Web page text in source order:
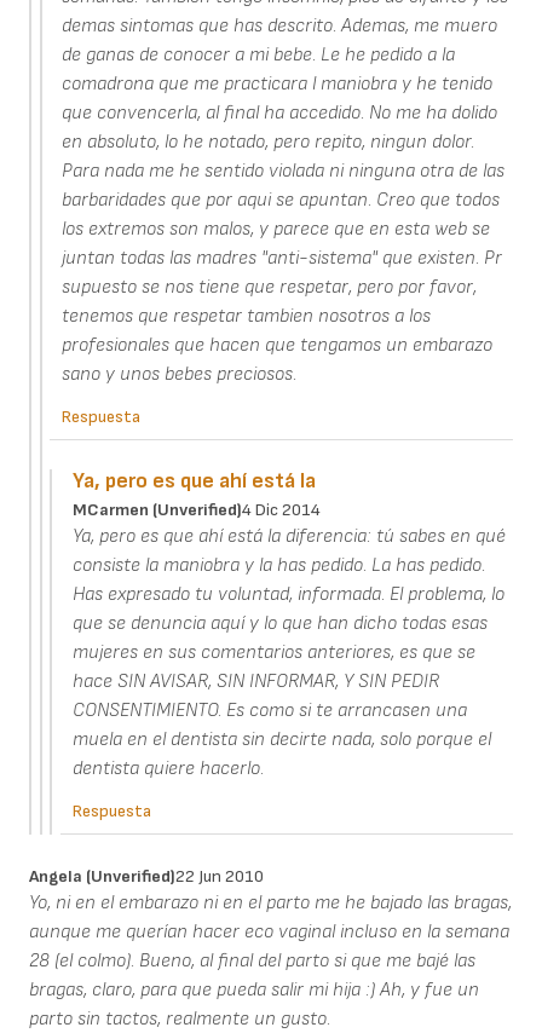
demas sintomas que has descrito. Ademas, me muero
de ganas de conocer a mi bebe. Le he pedido a la
comadrona que me practicara l maniobra y he tenido
que convencerla, al final ha accedido. No me ha dolido
en absoluto, lo he notado, pero repito, ningun dolor.
Para nada me he sentido violada ni ninguna otra de las
barbaridades que por aqui se apuntan. Creo que todos
los extremos son malos, y parece que en esta web se
juntan todas las madres "anti-sistema" que existen. Pr
supuesto se nos tiene que respetar, pero por favor,
tenemos que respetar tambien nosotros a los
profesionales que hacen que tengamos un embarazo
sano y unos bebes preciosos.
Respuesta
Ya, pero es que ahí está la
MCarmen (unverified)4 Dic 2014
Ya, pero es que ahí está la diferencia: tú sabes en qué
consiste la maniobra y la has pedido. La has pedido.
Has expresado tu voluntad, informada. El problema, lo
que se denuncia aquí y lo que han dicho todas esas
mujeres en sus comentarios anteriores, es que se
hace SIN AVISAR, SIN INFORMAR, Y SIN PEDIR
CONSENTIMIENTO. Es como si te arrancasen una
muela en el dentista sin decirte nada, solo porque el
dentista quiere hacerlo.
Respuesta
Angela (unverified)22 Jun 2010
Yo, ni en el embarazo ni en el parto me he bajado las bragas,
aunque me querían hacer eco vaginal incluso en la semana
28 (el colmo). Bueno, al final del parto si que me bajé las
bragas, claro, para que pueda salir mi hija :) Ah, y fue un
parto sin tactos, realmente un gusto.